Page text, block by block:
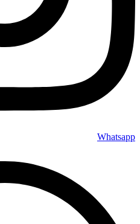
Whatsapp